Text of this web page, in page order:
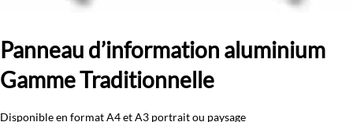
Panneau d’information aluminium
Gamme Traditionnelle
Disponible en format A4 et A3 portrait ou paysage